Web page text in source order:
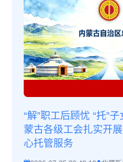
“解”职工后顾忧 “托”
蒙古各级工会扎实开
心托管服务